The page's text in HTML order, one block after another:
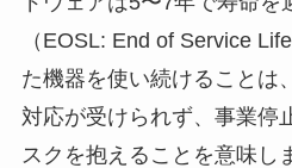
（EOSL: End of Service
た機器を使い続けることは
対応が受けられず、事業停
スクを抱えることを意味し